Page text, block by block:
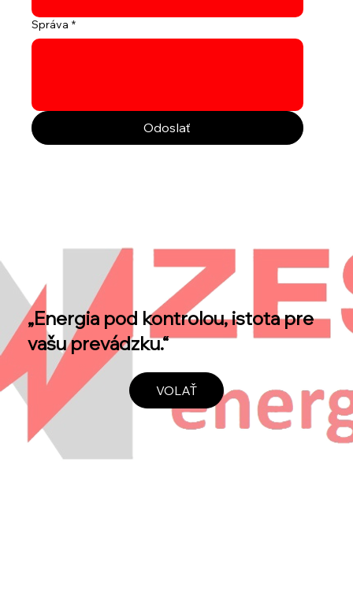
Správa *
Odoslať
„Energia pod kontrolou, istota pre
vašu prevádzku.“
VOLAŤ